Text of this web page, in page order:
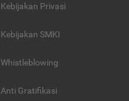
Kebijakan Privasi
Kebijakan SMKI
Whistleblowing
Anti Gratifikasi